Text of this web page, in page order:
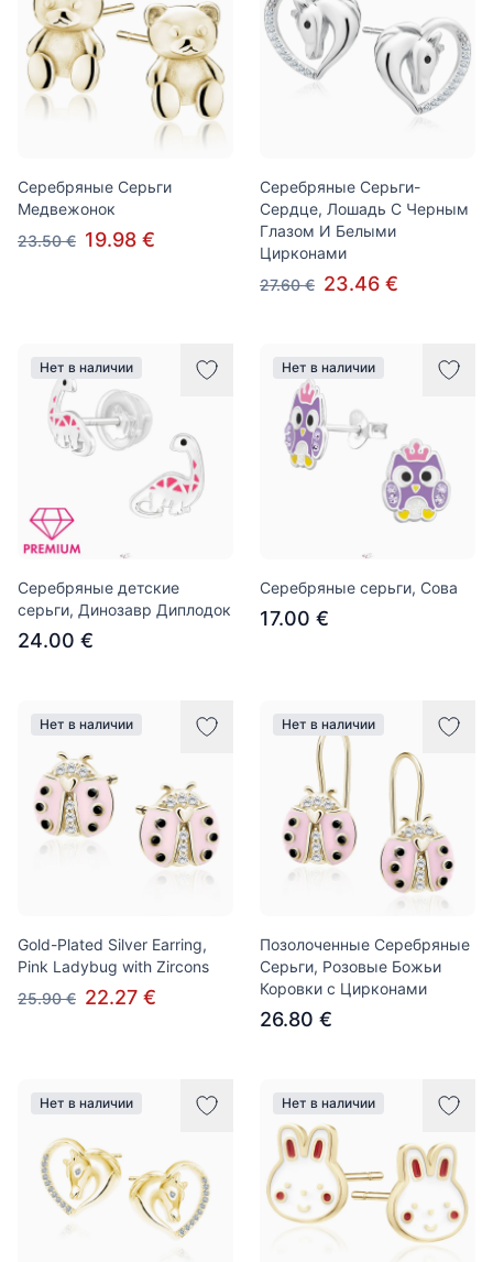
Серебряные Серьги
Медвежонок
23.50 € 19.98 €
Серебряные Серьги-
Сердце, Лошадь С Черным
Глазом И Белыми
Цирконами
27.60 € 23.46 €
Нет в наличии
Серебряные детские
серьги, Динозавр Диплодок
24.00 €
Нет в наличии
Серебряные серьги, Сова
17.00 €
Нет в наличии
Gold-Plated Silver Earring,
Pink Ladybug with Zircons
25.90 € 22.27 €
Нет в наличии
Позолоченные Серебряные
Серьги, Розовые Божьи
Коровки с Цирконами
26.80 €
Нет в наличии Нет в наличии